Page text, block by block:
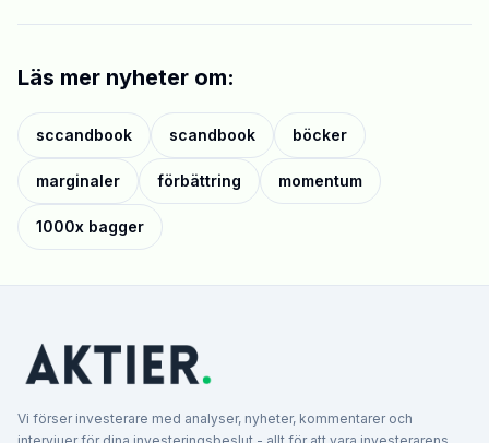
Läs mer nyheter om:
sccandbook scandbook böcker
marginaler förbättring momentum
1000x bagger
Vi förser investerare med analyser, nyheter, kommentarer och